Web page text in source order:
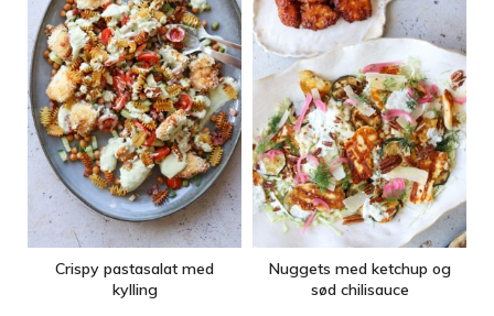
Crispy pastasalat med
kylling
Nuggets med ketchup og
sød chilisauce